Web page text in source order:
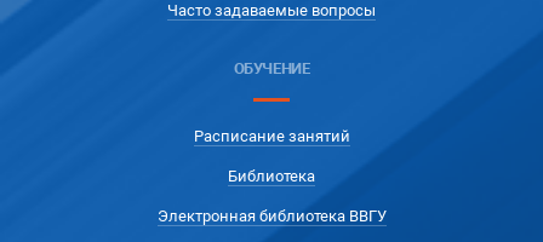
Часто задаваемые вопросы
ОБУЧЕНИЕ
Расписание занятий
Библиотека
Электронная библиотека ВВГУ